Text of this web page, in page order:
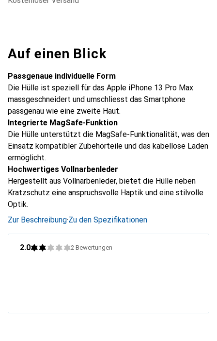
Auf einen Blick
Passgenaue individuelle Form
Die Hülle ist speziell für das Apple iPhone 13 Pro Max
massgeschneidert und umschliesst das Smartphone
passgenau wie eine zweite Haut.
Integrierte MagSafe-Funktion
Die Hülle unterstützt die MagSafe-Funktionalität, was den
Einsatz kompatibler Zubehörteile und das kabellose Laden
ermöglicht.
Hochwertiges Vollnarbenleder
Hergestellt aus Vollnarbenleder, bietet die Hülle neben
Kratzschutz eine anspruchsvolle Haptik und eine stilvolle
Optik.
Zur Beschreibung·Zu den Spezifikationen
2.0 2 Bewertungen